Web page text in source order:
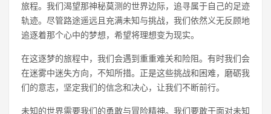
旅程。我们渴望那神秘莫测的世界边际，追寻属于自己的足迹
轨迹。尽管路途遥远且充满未知与挑战，我们依然义无反顾地
追逐着那个心中的梦想，希望将理想变为现实。
在这逐梦的旅程中，我们会遇到重重难关和险阻。有时我们会
在迷雾中迷失方向，不知所措。正是这些挑战和困难，磨砺我
们的意志，坚定我们的信念和决心，让我们不断前行。
未知的世界需要我们的勇敢与冒险精神。我们要敢于面对未知